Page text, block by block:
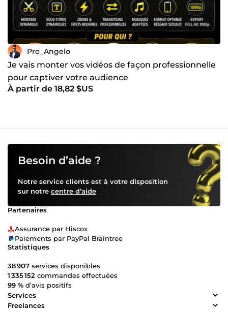
votre projet. Je serai ravi de collaborer avec vous 🤝
Pro_Angelo
Je vais monter vos vidéos de façon professionnelle
pour captiver votre audience
À partir de 18,82 $US
Besoin d’aide ?
Notre service clients est à votre disposition
sur notre centre d’aide
Partenaires
Assurance par Hiscox
Paiements par PayPal Braintree
Statistiques
38 907 services disponibles
1 335 152 commandes effectuées
99 % d’avis positifs
Services
Freelances